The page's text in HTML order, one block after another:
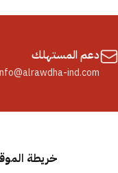
دعم المستهلك
ind.com
خريطة